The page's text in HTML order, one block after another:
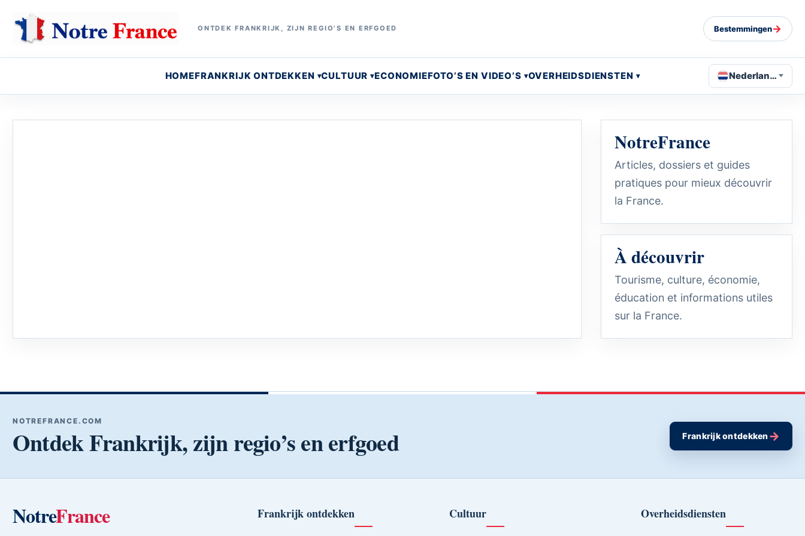
ONTDEK FRANKRIJK, ZIJN REGIO’S EN ERFGOED Bestemmingen→
HOMEFRANKRIJK ONTDEKKEN CULTUUR ECONOMIEFOTO’S EN VIDEO’S OVERHEIDSDIENSTEN Nederlands
NotreFrance
Articles, dossiers et guides
pratiques pour mieux découvrir
la France.
À découvrir
Tourisme, culture, économie,
éducation et informations utiles
sur la France.
NOTREFRANCE.COM
Ontdek Frankrijk, zijn regio’s en erfgoed Frankrijk ontdekken→
NotreFrance Frankrijk ontdekken Cultuur Overheidsdiensten